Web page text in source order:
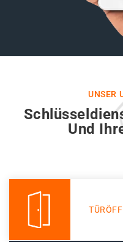
UNSER
Und